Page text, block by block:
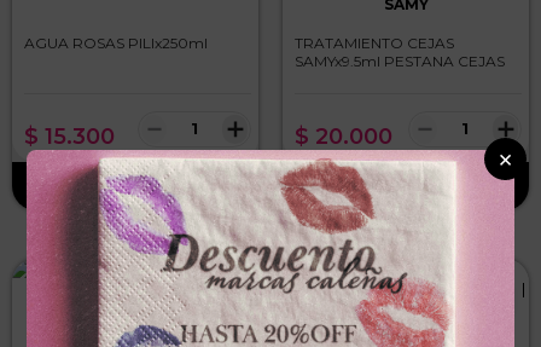
AGUA ROSAS PILIx250ml
$ 15.300 ＋
－
SAMY
TRATAMIENTO CEJAS
SAMYx9.5ml PESTANA CEJAS
$ 20.000 ＋
－
ANA MARIA MOST/BEAUTY
×